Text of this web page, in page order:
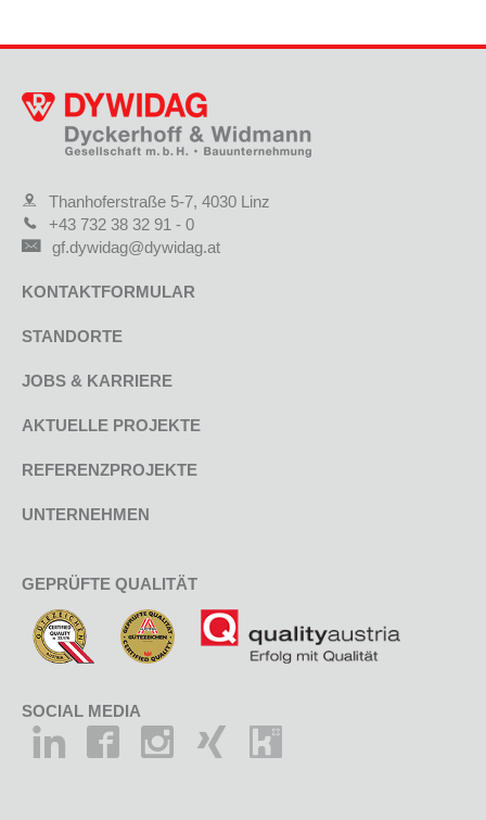
Thanhoferstraße 5-7, 4030 Linz
+43 732 38 32 91 - 0
gf.dywidag@dywidag.at
KONTAKTFORMULAR
STANDORTE
JOBS & KARRIERE
AKTUELLE PROJEKTE
REFERENZPROJEKTE
UNTERNEHMEN
GEPRÜFTE QUALITÄT
SOCIAL MEDIA